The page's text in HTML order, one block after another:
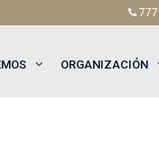
777
ORGANIZACIÓN